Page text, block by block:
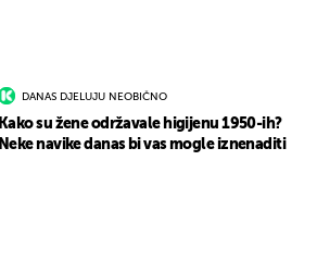
DANAS DJELUJU NEOBIČNO
Kako su žene održavale higijenu 1950-ih?
Neke navike danas bi vas mogle iznenaditi